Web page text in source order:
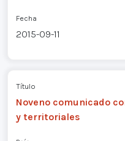
Fecha
2015-09-11
Título
Noveno comunicado
y territoriales